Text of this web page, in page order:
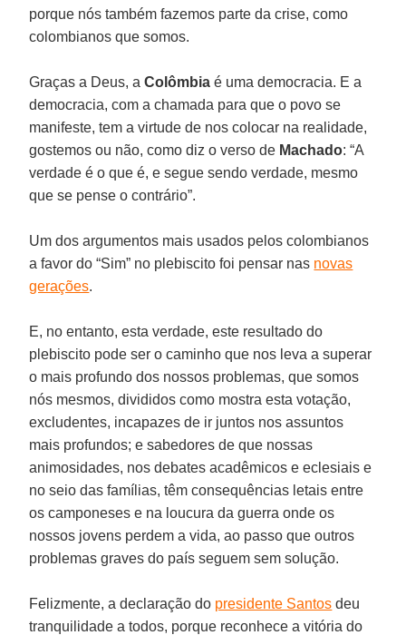
porque nós também fazemos parte da crise, como
colombianos que somos.
Graças a Deus, aColômbia é uma democracia. E a
democracia, com a chamada para que o povo se
manifeste, tem a virtude de nos colocar na realidade,
gostemos ou não, como diz o verso de Machado: “A
verdade é o que é, e segue sendo verdade, mesmo
que se pense o contrário”.
Um dos argumentos mais usados pelos colombianos
a favor do “Sim” no plebiscito foi pensar nas novas
gerações.
E, no entanto, esta verdade, este resultado do
plebiscito pode ser o caminho que nos leva a superar
o mais profundo dos nossos problemas, que somos
nós mesmos, divididos como mostra esta votação,
excludentes, incapazes de ir juntos nos assuntos
mais profundos; e sabedores de que nossas
animosidades, nos debates acadêmicos e eclesiais e
no seio das famílias, têm consequências letais entre
os camponeses e na loucura da guerra onde os
nossos jovens perdem a vida, ao passo que outros
problemas graves do país seguem sem solução.
Felizmente, a declaração do presidente Santos deu
tranquilidade a todos, porque reconhece a vitória do